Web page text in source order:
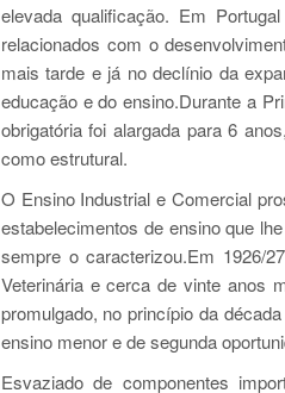
elevada qualificação. Em
relacionados com o
mais tarde e já no declínio da
educação e do ensino.Durante a
obrigatória foi alargada para 6
como estrutural.
O Ensino Industrial e Comercial
estabelecimentos de ensino que
sempre o caracterizou.Em 1926/
Veterinária e cerca de vinte anos
promulgado, no princípio da
ensino menor e de segunda
Esvaziado de componentes